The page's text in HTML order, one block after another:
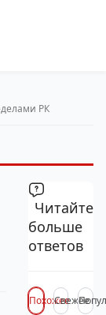
РК
Читайте
больше
ответов
ПохожееСвежее